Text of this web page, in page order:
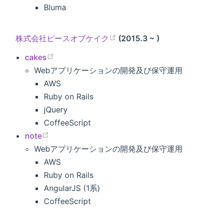
Bluma
株式会社ピースオブケイク
(2015.3 ~ )
cakes
Webアプリケーションの開発及び保守運用
AWS
Ruby on Rails
jQuery
CoffeeScript
note
Webアプリケーションの開発及び保守運用
AWS
Ruby on Rails
AngularJS (1系)
CoffeeScript